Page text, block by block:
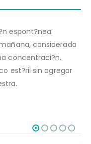
espont?nea:
considerada
concentraci?n.
est?ril sin agregar